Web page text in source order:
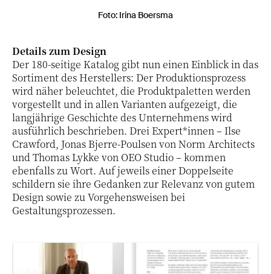
Foto: Irina Boersma
Details zum Design
Der 180-seitige Katalog gibt nun einen Einblick in das
Sortiment des Herstellers: Der Produktionsprozess
wird näher beleuchtet, die Produktpaletten werden
vorgestellt und in allen Varianten aufgezeigt, die
langjährige Geschichte des Unternehmens wird
ausführlich beschrieben. Drei Expert*innen – Ilse
Crawford, Jonas Bjerre-Poulsen von Norm Architects
und Thomas Lykke von OEO Studio – kommen
ebenfalls zu Wort. Auf jeweils einer Doppelseite
schildern sie ihre Gedanken zur Relevanz von gutem
Design sowie zu Vorgehensweisen bei
Gestaltungsprozessen.
11 / 11